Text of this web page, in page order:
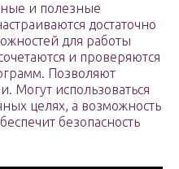
и полезные
достаточно
для работы
и проверяются
Позволяют
Могут использоваться
целях, а возможность
безопасность